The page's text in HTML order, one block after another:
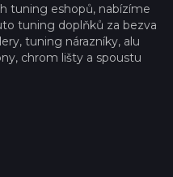
tuning eshopů, nabízíme
tuning doplňků za bezva
tuning nárazníky, alu
chrom lišty a spoustu